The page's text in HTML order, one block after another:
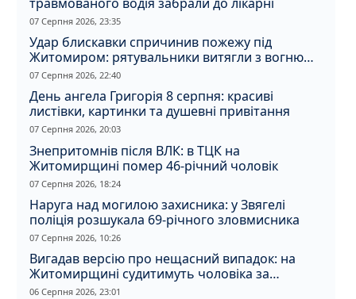
07 Серпня 2026, 23:35
Удар блискавки спричинив пожежу під
Житомиром: рятувальники витягли з вогню
кота
07 Серпня 2026, 22:40
День ангела Григорія 8 серпня: красиві
листівки, картинки та душевні привітання
07 Серпня 2026, 20:03
Знепритомнів після ВЛК: в ТЦК на
Житомирщині помер 46-річний чоловік
07 Серпня 2026, 18:24
Наруга над могилою захисника: у Звягелі
поліція розшукала 69-річного зловмисника
07 Серпня 2026, 10:26
Вигадав версію про нещасний випадок: на
Житомирщині судитимуть чоловіка за
вбивство співмешканки
06 Серпня 2026, 23:01